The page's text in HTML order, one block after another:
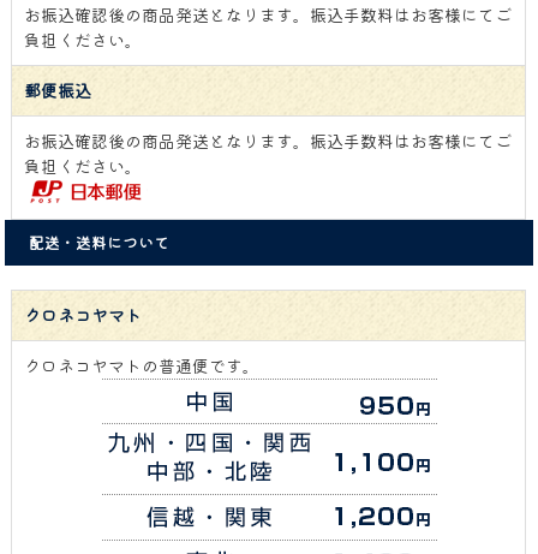
お振込確認後の商品発送となります。振込手数料はお客様にてご
負担ください。
郵便振込
お振込確認後の商品発送となります。振込手数料はお客様にてご
負担ください。
配送・送料について
クロネコヤマト
クロネコヤマトの普通便です。